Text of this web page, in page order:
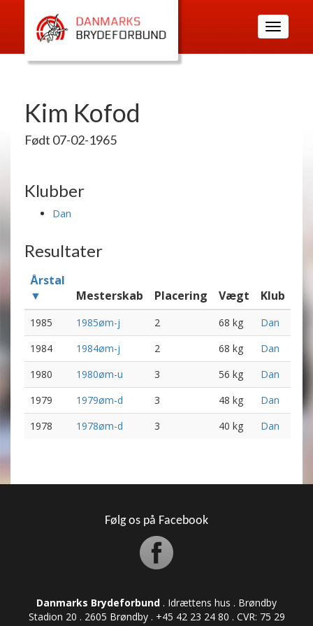
Toggle
navigation
Kim Kofod
Født 07-02-1965
Klubber
Dan
Resultater
Årstal
▼
Mesterskab Placering Vægt Klub
1985 1985øm-j 2 68 kg
Dan
1984
1984øm-j 2 68 kg
Dan
1980
1980øm-u 3 56 kg
Dan
1979
1979øm-d 3 48 kg
Dan
1978
1978øm-d 3 40 kg Dan
Følg os på Facebook
Danmarks Brydeforbund . Idrættens hus . Brøndby
Stadion 20 . 2605 Brøndby . +45 42 23 24 80 . CVR: ​​​​​​75 29